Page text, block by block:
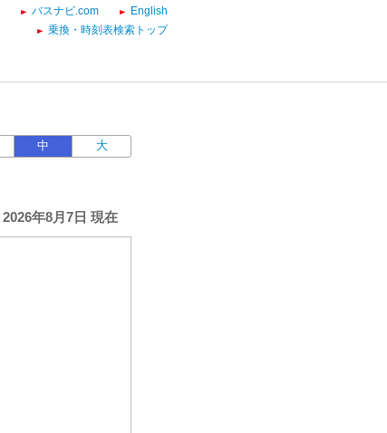
バスナビ.com
English
乗換・時刻表検索トップ
中 大
2026年8月7日 現在